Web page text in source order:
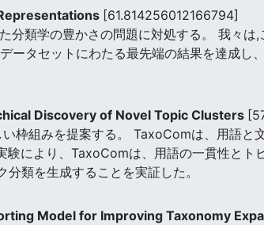
[61.814256012166794]
分類学の豊かさの問題に対処する。 我々は
ータセットにわたる最先端の結果を達成し
Discovery of Novel Topic Clusters
枠組みを提案する。 TaxoComは、用語と
により、TaxoComは、用語の一貫性とト
類を生成することを実証した。
Model for Improving Taxonomy